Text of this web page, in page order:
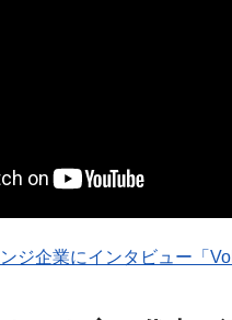
ジ企業にインタビュー「